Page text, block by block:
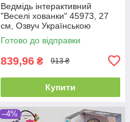
Ведмідь інтерактивний
"Веселі хованки" 45973, 27
см, Озвуч Українською
мовою, говорить, грає в
хованки
Готово до відправки
839,96 ₴ 913 ₴
Купити
–4%